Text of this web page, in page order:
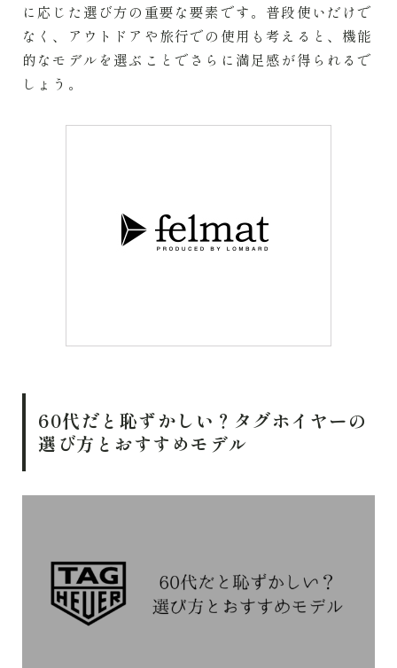
に応じた選び方の重要な要素です。普段使いだけで
なく、アウトドアや旅行での使用も考えると、機能
的なモデルを選ぶことでさらに満足感が得られるで
しょう。
60代だと恥ずかしい？タグホイヤーの
選び方とおすすめモデル